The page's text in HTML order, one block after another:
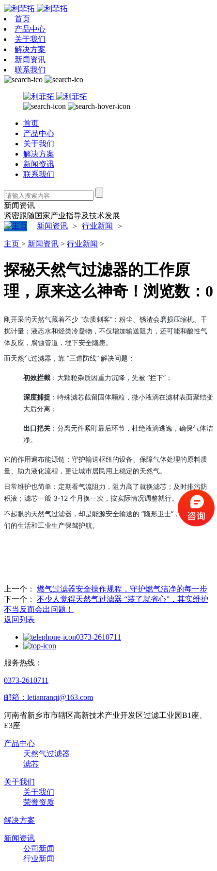
首页
产品中心
关于我们
解决方案
新闻资讯
联系我们
首页
产品中心
关于我们
解决方案
新闻资讯
联系我们
新闻资讯
紧密跟随国家产业指导及技术发展
新闻资讯 > 行业新闻 >
主页 > 新闻资讯 > 行业新闻 >
探秘天然气过滤器的工作原
理，原来这么神奇！ 浏览数： 0
刚开采的天然气藏着不少 “杂质刺客”：粉尘、锈渣会磨损压缩机、干
扰计量；液态水和烃类冷凝物，不仅增加输送阻力，还可能和酸性气
体反应，腐蚀管道，埋下安全隐患。
而天然气过滤器，靠 “三道防线” 解决问题：
初效拦截 ：大颗粒杂质因重力沉降，先被 “拦下”；
深度捕捉 ：特殊滤芯截留固体颗粒，微小液滴在滤材表面聚结变
大后分离；
出口把关 ：分离元件紧盯最后环节，杜绝液滴逃逸，确保气体洁
净。
它的作用遍布能源链：守护输送枢纽的设备、保障气体处理的原料质
量、助力液化流程，更让城市居民用上稳定的天然气。
日常维护也简单：定期看气流阻力，阻力高了就换滤芯；及时排污防
积液；滤芯一般 3-12 个月换一次，按实际情况调整就行。
不起眼的天然气过滤器，却是能源安全输送的 “隐形卫士”，默默为我
们的生活和工业生产保驾护航。
上一个：
燃气过滤器安全操作规程，守护燃气洁净的每一步
下一个：
不少人觉得天然气过滤器 “装了就省心”，其实维护
不当反而会出问题！
返回列表
0373-2610711
服务热线：
0373-2610711
邮箱：letianranqi@163.com
河南省新乡市市辖区高新技术产业开发区过滤工业园B1座、
E3座
产品中心
天然气过滤器
滤芯
关于我们
关于我们
荣誉资质
解决方案
新闻资讯
公司新闻
行业新闻